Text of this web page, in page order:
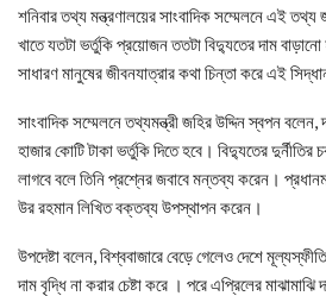
শনিবার তথ্য মন্ত্রণালয়ের সাংবাদিক সম্মেলনে এই
খাতে যতটা ভর্তুকি প্রয়োজন ততটা বিদ্যুতের দাম
সাধারণ মানুষের জীবনযাত্রার কথা চিন্তা করে এই
সাংবাদিক সম্মেলনে তথ্যমন্ত্রী জহির উদ্দিন স্বপন
হাজার কোটি টাকা ভর্তুকি দিতে হবে। বিদ্যুতের
লাগবে বলে তিনি প্রশ্নের জবাবে মন্তব্য করেন।
উর রহমান লিখিত বক্তব্য উপস্থাপন করেন।
উপদেষ্টা বলেন, বিশ্ববাজারে বেড়ে গেলেও দেশে
দাম বৃদ্ধি না করার চেষ্টা করে । পরে এপ্রিলের